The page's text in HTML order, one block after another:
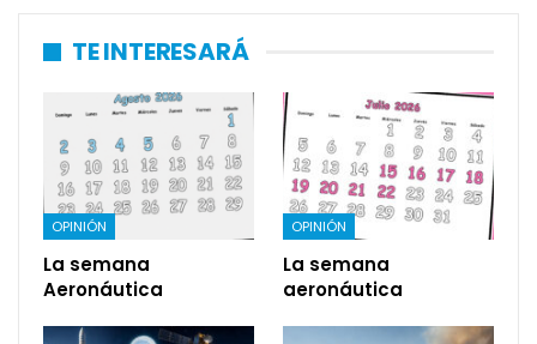
TE INTERESARÁ
OPINIÓN
La semana
Aeronáutica
OPINIÓN
La semana
aeronáutica